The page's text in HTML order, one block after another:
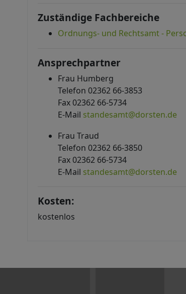
Zuständige Fachbereiche
Ordnungs- und Rechtsamt -
Ansprechpartner
Frau Humberg
Telefon 02362 66-3853
Fax 02362 66-5734
E-Mail standesamt@dorsten.de
Frau Traud
Telefon 02362 66-3850
Fax 02362 66-5734
E-Mail standesamt@dorsten.de
Kosten:
kostenlos